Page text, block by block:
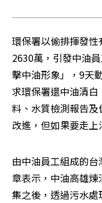
環保署以偷排揮發
2630萬，引發中油
擊中油形象」，9天
求環保署還中油清
料、水質檢測報告
改進，但如果要走上
由中油員工組成的
章表示，中油高雄
集之後，透過污水